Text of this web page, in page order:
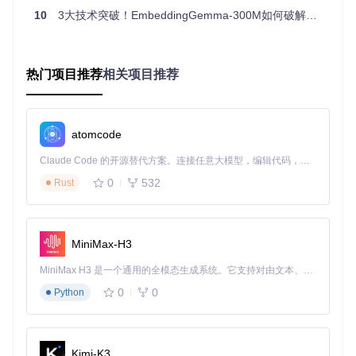
首次使用时，优先选择自动重建流程验证数据质量
特征提取阶段，默认参数适用于大多数场景，不要盲目调优
避免在纯色墙面、反光表面或动态场景中采集数据
1.3 数据采集挑战：获取高质量重建素材的关键要素
核心原理：三维重建的质量高度依赖输入图像的质量与采集方
式。理想的图像集应具有均匀的视角分布、一致的光照条件和
适度的重叠区域。
操作要点 ：
对焦模式设为手动，避免自动对焦导致的焦距变化
拍摄时保持相机水平，减少后期处理难度
二、技术突破：COLMAP三维重建的核心流程
与优化策略
2.1 重建流程突破：从图像到模型的完整技术路径
10 3大技术突破！EmbeddingGemma-300M如何破解企业语义检索落地难题
热门项目推荐相关项目推荐
atomcode
Claude Code 的开源替代方案。连接任意大模型，编辑代码，运行命令，自动验证 — 全自动执行。用 Rust 构建，极致性能。 ｜ An open-source alternative to Claude Code. Connect any LLM, edit code, run commands, and verify changes — autonomously. Built in Rust for speed. Get Started
Rust
0 532
MiniMax-H3
MiniMax H3 是一个通用的全模态生成系统。它支持对由文本、图像、视频和音频组成的多模态上下文进行统一理解，并能生成分辨率高达 2K、时长可达 15 秒的带原生立体声音频的视频。得益于面向任务泛化的系统设计，H3 在预训练阶段就已具备广泛的多模态上下文理解与生成能力，能够出色地执行复杂的多模态指令。
Python
0 0
Kimi-K3